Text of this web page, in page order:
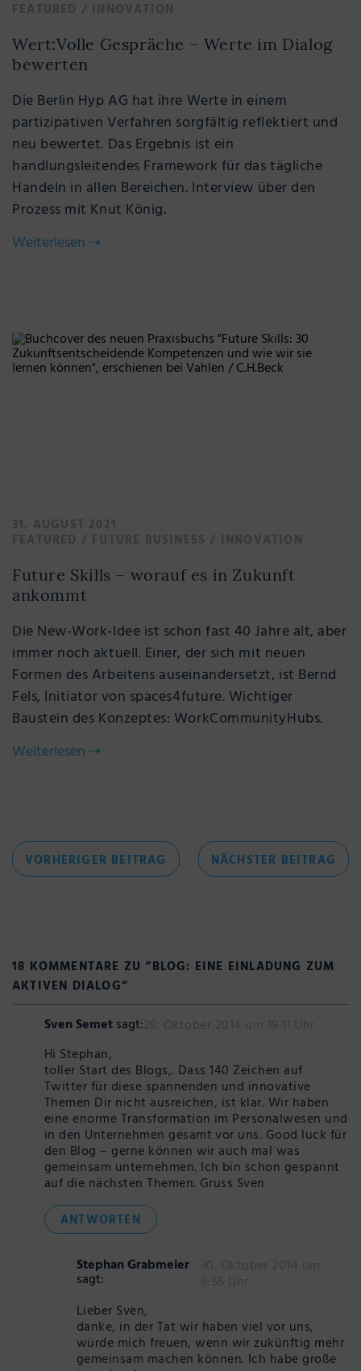
FEATURED / INNOVATION
Wert:Volle Gespräche – Werte im Dialog
bewerten
Die Berlin Hyp AG hat ihre Werte in einem
partizipativen Verfahren sorgfältig reflektiert und
neu bewertet. Das Ergebnis ist ein
handlungsleitendes Framework für das tägliche
Handeln in allen Bereichen. Interview über den
Prozess mit Knut König.
Weiterlesen ⇢
31. AUGUST 2021
FEATURED / FUTURE BUSINESS / INNOVATION
Future Skills – worauf es in Zukunft
ankommt
Die New-Work-Idee ist schon fast 40 Jahre alt, aber
immer noch aktuell. Einer, der sich mit neuen
Formen des Arbeitens auseinandersetzt, ist Bernd
Fels, Initiator von spaces4future. Wichtiger
Baustein des Konzeptes: WorkCommunityHubs.
Weiterlesen ⇢
Beitragsnavigation
VORHERIGER BEITRAG VORHERIGER
BEITRAG
NÄCHSTER BEITRAG
18 KOMMENTARE ZU “BLOG: EINE EINLADUNG ZUM
AKTIVEN DIALOG”
Sven Semetsagt:29. Oktober 2014 um 19:11 Uhr
Hi Stephan,
toller Start des Blogs,. Dass 140 Zeichen auf
Twitter für diese spannenden und innovative
Themen Dir nicht ausreichen, ist klar. Wir haben
eine enorme Transformation im Personalwesen und
in den Unternehmen gesamt vor uns. Good luck für
den Blog – gerne können wir auch mal was
gemeinsam unternehmen. Ich bin schon gespannt
auf die nächsten Themen. Gruss Sven
ANTWORTEN
Stephan Grabmeier
sagt:
30. Oktober 2014 um
9:56 Uhr
Lieber Sven,
danke, in der Tat wir haben viel vor uns,
würde mich freuen, wenn wir zukünftig mehr
gemeinsam machen können. Ich habe große